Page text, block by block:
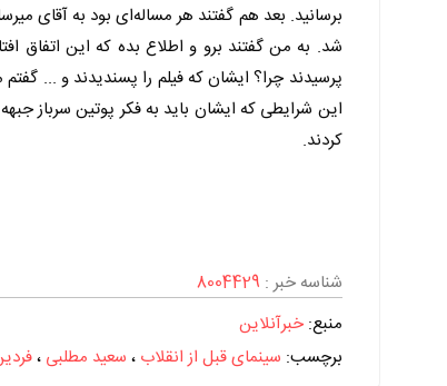
برسانید. بعد هم گفتند هر مساله‌ای بود به آقای
شد. به من گفتند برو و اطلاع بده که این اتفاق
این شرایطی که ایشان باید به فکر پوتین سرباز
کردند.
شناسه خبر : 8004429
منبع:خبرآنلاین
برچسب‌: سینمای قبل از انقلاب ، سعید مطلبی ،